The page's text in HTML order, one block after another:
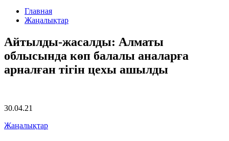
Главная
Жаңалықтар
Айтылды-жасалды: Алматы
облысында көп балалы аналарға
арналған тігін цехы ашылды
30.04.21
Жаңалықтар